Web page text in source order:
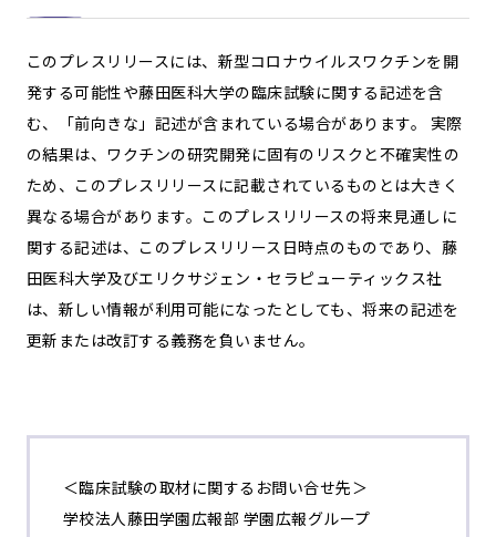
このプレスリリースには、新型コロナウイルスワクチンを開
発する可能性や藤田医科大学の臨床試験に関する記述を含
む、「前向きな」記述が含まれている場合があります。 実際
の結果は、ワクチンの研究開発に固有のリスクと不確実性の
ため、このプレスリリースに記載されているものとは大きく
異なる場合があります。このプレスリリースの将来見通しに
関する記述は、このプレスリリース日時点のものであり、藤
田医科大学及びエリクサジェン・セラピューティックス社
は、新しい情報が利用可能になったとしても、将来の記述を
更新または改訂する義務を負いません。
＜臨床試験の取材に関するお問い合せ先＞
学校法人藤田学園広報部 学園広報グループ